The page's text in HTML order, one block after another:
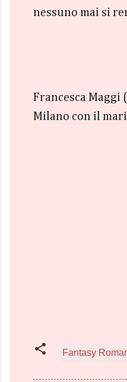
nessuno mai si
Francesca
Milano con il
Fantasy